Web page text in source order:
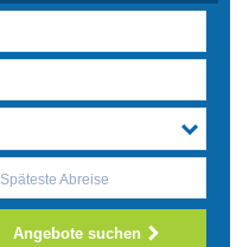
Späteste Abreise
Angebote suchen